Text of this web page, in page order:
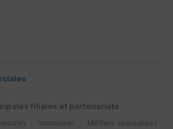
filiales et partenariats
Métiers spécialisés
Immobilier